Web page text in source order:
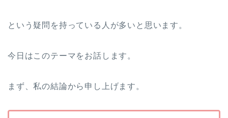
という疑問を持っている人が多いと思います。
今日はこのテーマをお話します。
まず、私の結論から申し上げます。